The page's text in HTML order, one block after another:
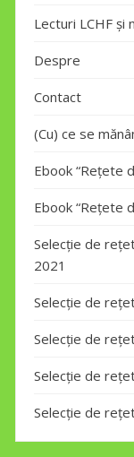
Lecturi LCHF și
Despre
Contact
(Cu) ce se
Ebook “Rețete
Ebook “Rețete
Selecție de
2021
Selecție de
Selecție de
Selecție de
Selecție de